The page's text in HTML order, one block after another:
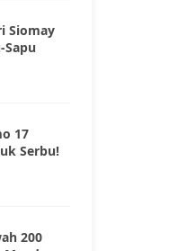
Siomay
Sapu
17
Serbu!
200